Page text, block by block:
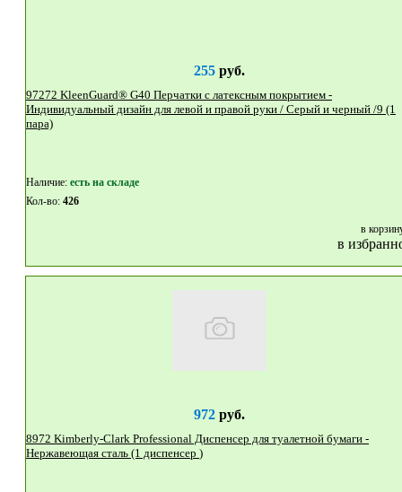
255руб.
97272 KleenGuard® G40 Перчатки с латексным покрытием -
Индивидуальный дизайн для левой и правой руки / Серый и черный /9 (1
пара)
Наличие: eсть на складе
Кол-во: 426
в
в
972руб.
8972 Kimberly-Clark Professional Диспенсер для туалетной бумаги -
Нержавеющая сталь (1 диспенсер )